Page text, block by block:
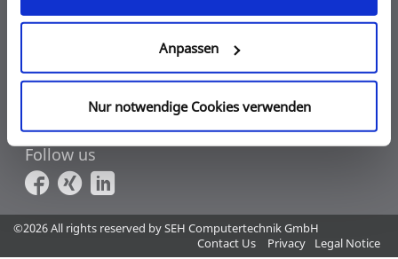
Anpassen
Nur notwendige Cookies verwenden
Dongleserver
SEH Locations
Germany
United States of America / Canada
Japan
Follow us
©2026 All rights reserved by SEH Computertechnik GmbH
Contact Us
Privacy Legal Notice